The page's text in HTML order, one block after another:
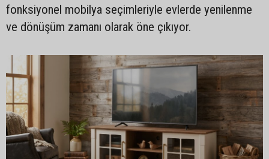
fonksiyonel mobilya seçimleriyle evlerde yenilenme
ve dönüşüm zamanı olarak öne çıkıyor.